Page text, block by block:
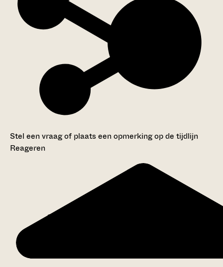
Stel een vraag of plaats een opmerking op de tijdlijn
Reageren